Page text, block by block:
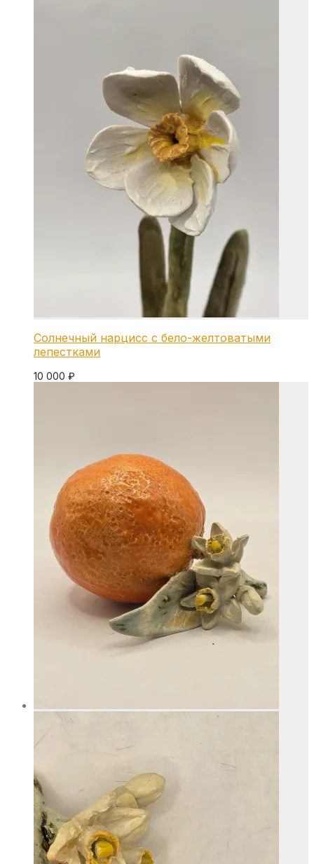
Солнечный нарцисс с бело-желтоватыми
лепестками
10 000 ₽